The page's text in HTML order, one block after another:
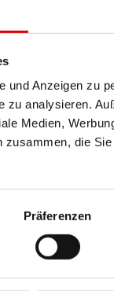
und Anzeigen zu
zu analysieren.
Medien,
die
Präferenzen
1100